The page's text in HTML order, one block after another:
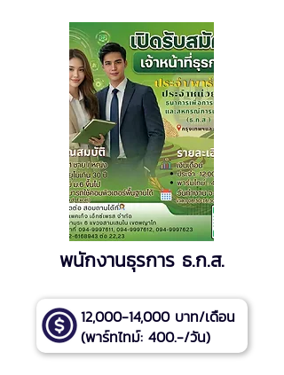
พนักงานธุรการ ธ.ก.ส.
12,000-14,000 บาท/เดือน
(พาร์ทไทม์: 400.-/วัน)